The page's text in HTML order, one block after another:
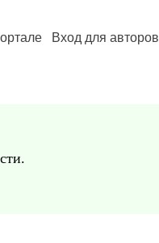
Вход для авторов